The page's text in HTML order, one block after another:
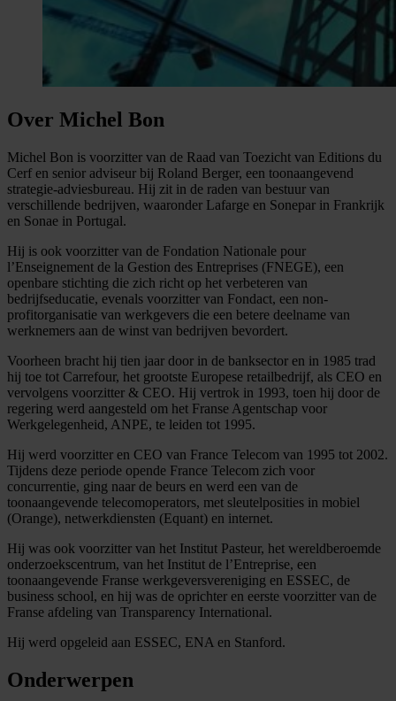
Over Michel Bon
Michel Bon is voorzitter van de Raad van Toezicht van Editions du
Cerf en senior adviseur bij Roland Berger, een toonaangevend
strategie-adviesbureau. Hij zit in de raden van bestuur van
verschillende bedrijven, waaronder Lafarge en Sonepar in Frankrijk
en Sonae in Portugal.
Hij is ook voorzitter van de Fondation Nationale pour
l’Enseignement de la Gestion des Entreprises (FNEGE), een
openbare stichting die zich richt op het verbeteren van
bedrijfseducatie, evenals voorzitter van Fondact, een non-
profitorganisatie van werkgevers die een betere deelname van
werknemers aan de winst van bedrijven bevordert.
Voorheen bracht hij tien jaar door in de banksector en in 1985 trad
hij toe tot Carrefour, het grootste Europese retailbedrijf, als CEO en
vervolgens voorzitter & CEO. Hij vertrok in 1993, toen hij door de
regering werd aangesteld om het Franse Agentschap voor
Werkgelegenheid, ANPE, te leiden tot 1995.
Hij werd voorzitter en CEO van France Telecom van 1995 tot 2002.
Tijdens deze periode opende France Telecom zich voor
concurrentie, ging naar de beurs en werd een van de
toonaangevende telecomoperators, met sleutelposities in mobiel
(Orange), netwerkdiensten (Equant) en internet.
Hij was ook voorzitter van het Institut Pasteur, het wereldberoemde
onderzoekscentrum, van het Institut de l’Entreprise, een
toonaangevende Franse werkgeversvereniging en ESSEC, de
business school, en hij was de oprichter en eerste voorzitter van de
Franse afdeling van Transparency International.
Hij werd opgeleid aan ESSEC, ENA en Stanford.
Onderwerpen